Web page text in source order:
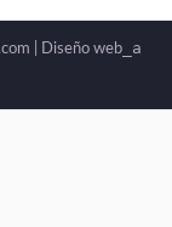
| Diseño web _a